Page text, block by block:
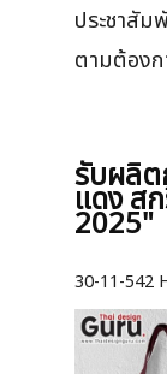
ประชาสัม
ตามต้อง
รับผลิต
แดง ส
2025"
30-11-542